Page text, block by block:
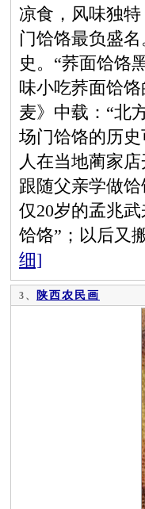
凉食，风味独
门饸饹最负盛
史。“荞面饸饹
味小吃荞面饸
麦》中载：“北
场门饸饹的历
人在当地蔺家
跟随父亲学做
仅20岁的孟兆
饸饹”；以后又
细]
3、 陕西农民画